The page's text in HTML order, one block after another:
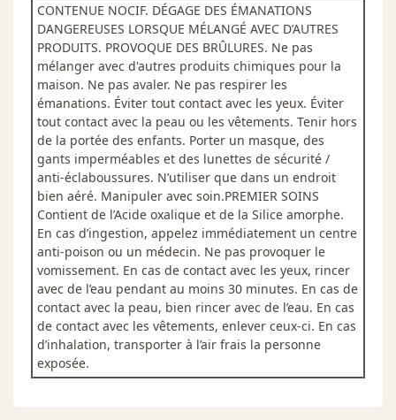
CONTENUE NOCIF. DÉGAGE DES ÉMANATIONS
DANGEREUSES LORSQUE MÉLANGÉ AVEC D’AUTRES
PRODUITS. PROVOQUE DES BRÛLURES. Ne pas
mélanger avec d'autres produits chimiques pour la
maison. Ne pas avaler. Ne pas respirer les
émanations. Éviter tout contact avec les yeux. Éviter
tout contact avec la peau ou les vêtements. Tenir hors
de la portée des enfants. Porter un masque, des
gants imperméables et des lunettes de sécurité /
anti-éclaboussures. N’utiliser que dans un endroit
bien aéré. Manipuler avec soin.PREMIER SOINS
Contient de l’Acide oxalique et de la Silice amorphe.
En cas d’ingestion, appelez immédiatement un centre
anti-poison ou un médecin. Ne pas provoquer le
vomissement. En cas de contact avec les yeux, rincer
avec de l’eau pendant au moins 30 minutes. En cas de
contact avec la peau, bien rincer avec de l’eau. En cas
de contact avec les vêtements, enlever ceux-ci. En cas
d’inhalation, transporter à l’air frais la personne
exposée.